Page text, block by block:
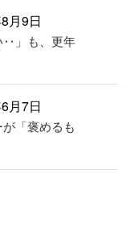
月9日
‥」も、更年
月7日
「褒めるも